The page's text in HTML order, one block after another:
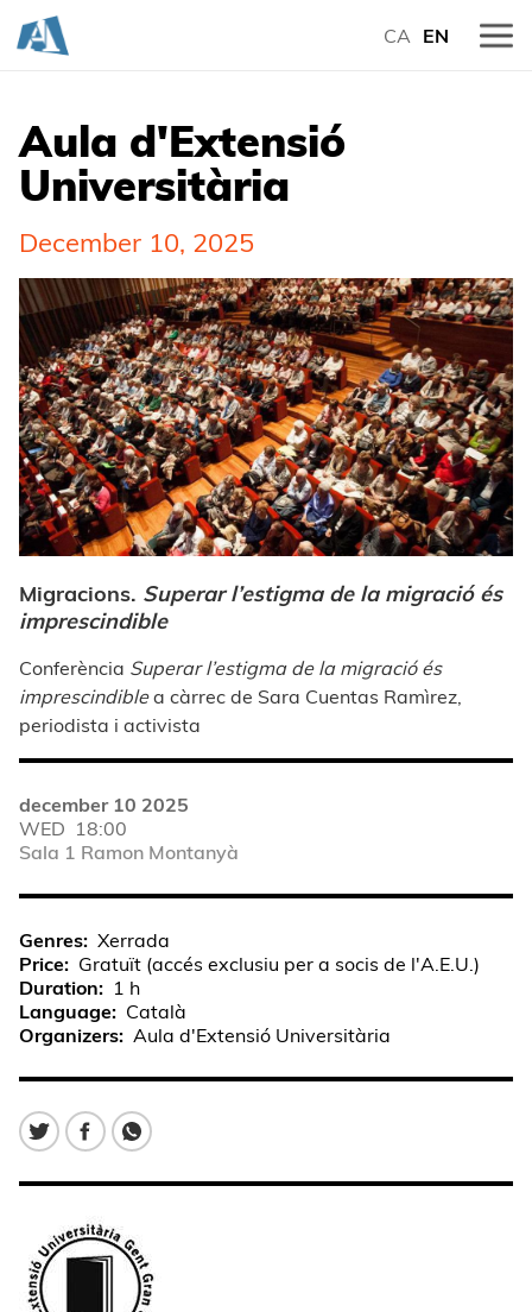
CA EN
Aula d'Extensió
Universitària
December 10, 2025
Migracions. Superar l’estigma de la migració és
imprescindible
Conferència Superar l’estigma de la migració és
imprescindiblea càrrec de Sara Cuentas Ramìrez,
periodista i activista
december 10 2025
WED 18:00
Sala 1 Ramon Montanyà
Genres Xerrada
Price
Gratuït (accés exclusiu per a socis de l'A.E.U.)
Duration
1 h
Language
Català
Organizers
Aula d'Extensió Universitària